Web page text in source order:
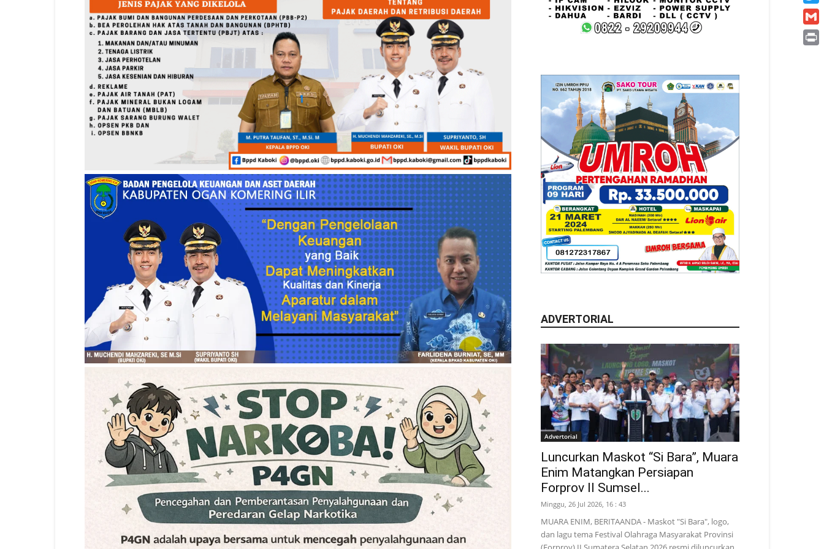
ADVERTORIAL
Advertorial
Luncurkan Maskot “Si Bara”, Muara
Enim Matangkan Persiapan
Forprov II Sumsel...
Minggu, 26 Jul 2026, 16 : 43
MUARA ENIM, BERITAANDA - Maskot "Si Bara", logo,
dan lagu tema Festival Olahraga Masyarakat Provinsi